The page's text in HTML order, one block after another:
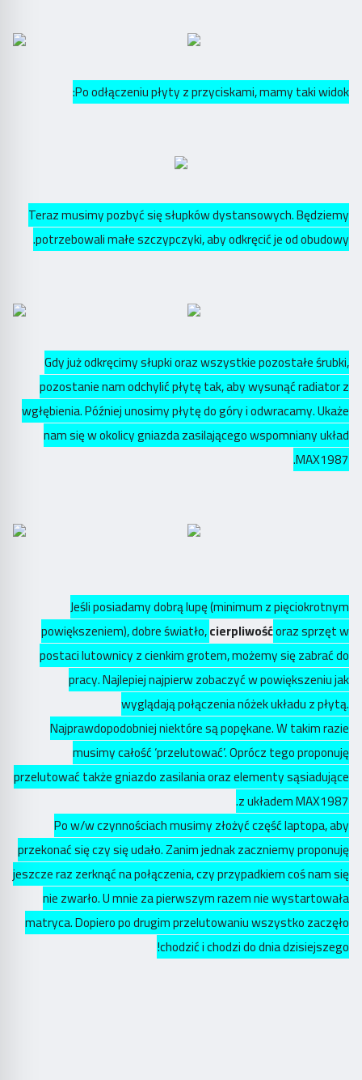
Po odłączeniu płyty z przyciskami, mamy taki widok:
Teraz musimy pozbyć się słupków dystansowych. Będziemy
potrzebowali małe szczypczyki, aby odkręcić je od obudowy.
Gdy już odkręcimy słupki oraz wszystkie pozostałe śrubki,
pozostanie nam odchylić płytę tak, aby wysunąć radiator z
wgłębienia. Później unosimy płytę do góry i odwracamy. Ukaże
nam się w okolicy gniazda zasilającego wspomniany układ
MAX1987.
Jeśli posiadamy dobrą lupę (minimum z pięciokrotnym
powiększeniem), dobre światło,cierpliwośćoraz sprzęt w
postaci lutownicy z cienkim grotem, możemy się zabrać do
pracy. Najlepiej najpierw zobaczyć w powiększeniu jak
wyglądają połączenia nóżek układu z płytą.
Najprawdopodobniej niektóre są popękane. W takim razie
musimy całość ‘przelutować’. Oprócz tego proponuję
przelutować także gniazdo zasilania oraz elementy sąsiadujące
z układem MAX1987.
Po w/w czynnościach musimy złożyć część laptopa, aby
przekonać się czy się udało. Zanim jednak zaczniemy proponuję
jeszcze raz zerknąć na połączenia, czy przypadkiem coś nam się
nie zwarło. U mnie za pierwszym razem nie wystartowała
matryca. Dopiero po drugim przelutowaniu wszystko zaczęło
chodzić i chodzi do dnia dzisiejszego!